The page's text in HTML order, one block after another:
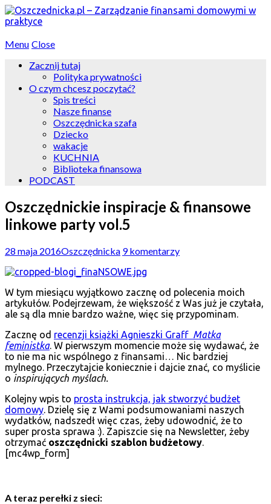
Menu Close
Zacznij tutaj
Polityka prywatności
O czym chcesz poczytać?
Spis treści
Nasze finanse
Oszczędnicka szafa
Dziecko
wakacje
KUCHNIA
Biblioteka finansowa
PODCAST
Oszczędnickie inspiracje & finansowe
linkowe party vol.5
28 maja 2016Oszczędnicka 9 komentarzy
W tym miesiącu wyjątkowo zacznę od polecenia moich
artykułów. Podejrzewam, że większość z Was już je czytała,
ale są dla mnie bardzo ważne, więc się przypominam.
Zacznę od recenzji książki Agnieszki Graff Matka
feministka. W pierwszym momencie może się wydawać, że
to nie ma nic wspólnego z finansami… Nic bardziej
mylnego. Przeczytajcie koniecznie i dajcie znać, co myślicie
o inspirujących myślach.
Kolejny wpis to prosta instrukcja, jak stworzyć budżet
domowy . Dzielę się z Wami podsumowaniami naszych
wydatków, nadszedł więc czas, żeby udowodnić, że to
super prosta sprawa :). Zapiszcie się na Newsletter, żeby
otrzymać oszczędnicki szablon budżetowy
[mc4wp_form]
A teraz perełki z sieci: